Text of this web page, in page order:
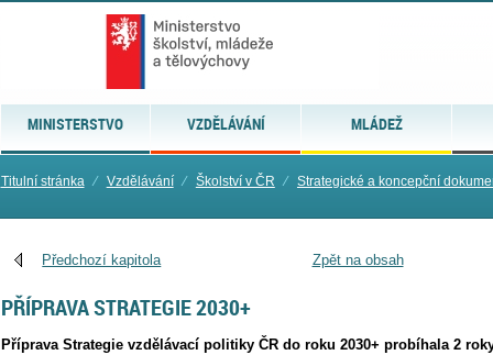
MINISTERSTVO VZDĚLÁVÁNÍ MLÁDEŽ
Titulní stránka ⁄ Vzdělávání ⁄ Školství v ČR ⁄ Strategické a koncepční
Předchozí kapitola Zpět na obsah
PŘÍPRAVA STRATEGIE 2030+
Příprava Strategie vzdělávací politiky ČR do roku 2030+ probíhala 2